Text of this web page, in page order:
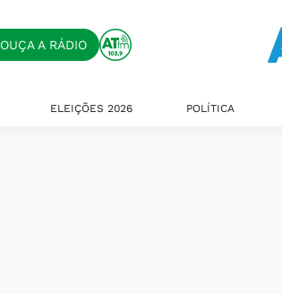
OUÇA A RÁDIO
ELEIÇÕES 2026 POLÍTICA